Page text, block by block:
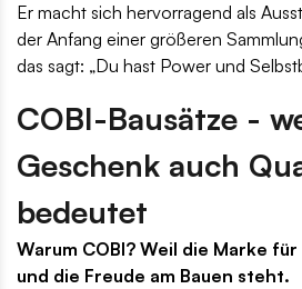
Er macht sich hervorragend als
der Anfang einer größeren
das sagt: „Du hast Power und
COBI-Bausätze -
Geschenk auch
bedeutet
Warum COBI? Weil die Marke
und die Freude am Bauen steht.